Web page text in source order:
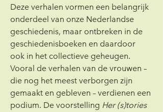
Deze verhalen vormen een belangrijk
onderdeel van onze Nederlandse
geschiedenis, maar ontbreken in de
geschiedenisboeken en daardoor
ook in het collectieve geheugen.
Vooral de verhalen van de vrouwen –
die nog het meest verborgen zijn
gemaakt en gebleven – verdienen een
podium. De voorstelling Her (s)tories